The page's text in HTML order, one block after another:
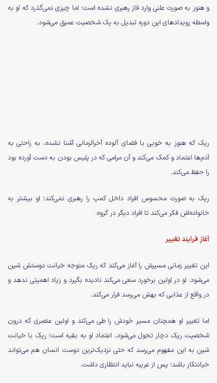
و هنوز به صورت علنی وارد فاز رهبری نشده است؛ اما چیزی نمی‌گذرد که او به
واسطه رویداد‍‌های این دوره تبدیل به یک شخصیت عمیق می‌شود.
ریک که هنوز به خوبی با فضای آلوده آخرالزمانی آشنا نشده، به راحتی به
آدم‌ها اعتماد و کمک می‌کند و آن مرامی که در پلیس بودن به دست آورده بود
را حفظ می‌کند.
ریک به صورت محسوس افراد داخل کمپ را رهبری نمی‌کند؛ او بیشتر به
خانواده‌اش فکر می‌کند تا افراد دیگر در گروه.
آغاز فرایند تغییر
این تغییر زمانی مسیرش را آغاز می‌کند که ریک متوجه خیانت دوستش شین
می‌شود. او در اولین برخورد سعی می‌کند نادیده بگیرد و زیاد اهمیتی ندهد و
در واقع از عذابی که بهش می‌رسد فرار می‌کند.
اما تغییر او همچنان مسیر خودش را طی می‌کند و اولین عنصری که درون
شخصیت ریک دچار تحول می‌شود، اعتماد او به بقیه است؛ ریک با خیانت
شین به این مفهوم می‌رسد که حتی نزدیک‌ترین دوست انسان هم می‌تواند
خیانتکار باشد؛ پس از غریبه نباید انتظاری داشت.